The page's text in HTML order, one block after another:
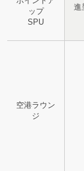
ップ
SPU
進
空港ラウン
ジ